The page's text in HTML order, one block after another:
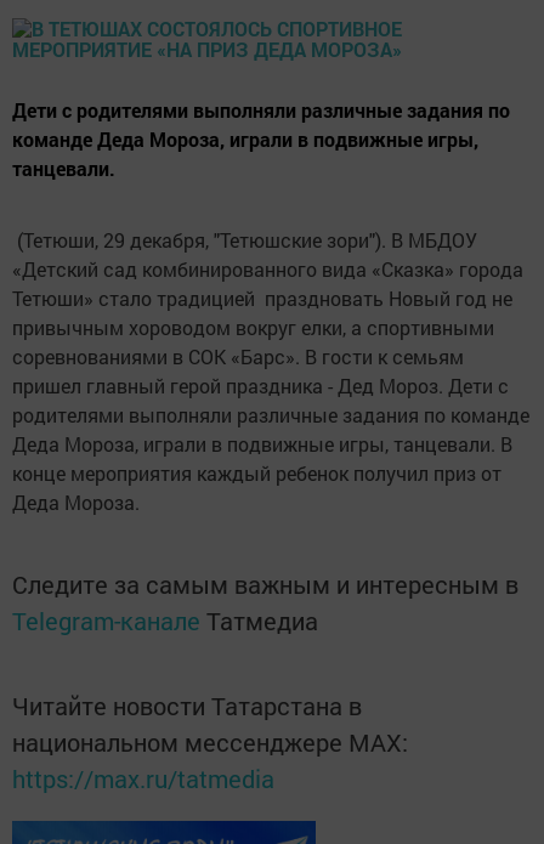
Дети с родителями выполняли различные задания по
команде Деда Мороза, играли в подвижные игры,
танцевали.
(Тетюши, 29 декабря, "Тетюшские зори"). В МБДОУ
«Детский сад комбинированного вида «Сказка» города
Тетюши» стало традицией праздновать Новый год не
привычным хороводом вокруг елки, а спортивными
соревнованиями в СОК «Барс». В гости к семьям
пришел главный герой праздника - Дед Мороз. Дети с
родителями выполняли различные задания по команде
Деда Мороза, играли в подвижные игры, танцевали. В
конце мероприятия каждый ребенок получил приз от
Деда Мороза.
Следите за самым важным и интересным в
Telegram-канале Татмедиа
Читайте новости Татарстана в
национальном мессенджере MАХ:
https://max.ru/tatmedia